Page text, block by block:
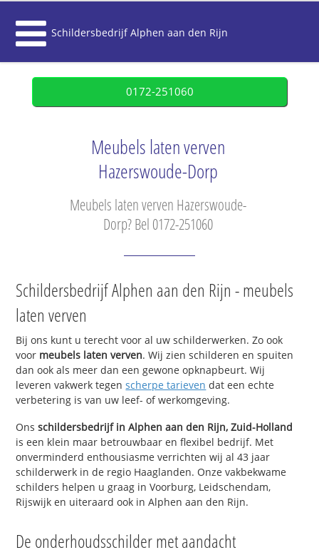
Schildersbedrijf Alphen aan den Rijn
0172-251060
Meubels laten verven
Hazerswoude-Dorp
Meubels laten verven Hazerswoude-
Dorp? Bel 0172-251060
Schildersbedrijf Alphen aan den Rijn - meubels
laten verven
Bij ons kunt u terecht voor al uw schilderwerken. Zo ook
voor meubels laten verven. Wij zien schilderen en spuiten
dan ook als meer dan een gewone opknapbeurt. Wij
leveren vakwerk tegenscherpe tarieven dat een echte
verbetering is van uw leef- of werkomgeving.
Onsschildersbedrijf in Alphen aan den Rijn, Zuid-Holland
is een klein maar betrouwbaar en flexibel bedrijf. Met
onverminderd enthousiasme verrichten wij al 43 jaar
schilderwerk in de regio Haaglanden. Onze vakbekwame
schilders helpen u graag in Voorburg, Leidschendam,
Rijswijk en uiteraard ook in Alphen aan den Rijn.
De onderhoudsschilder met aandacht